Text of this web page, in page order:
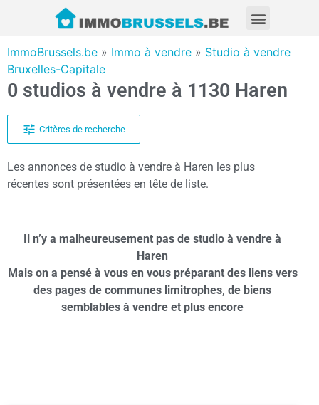
ImmoBrussels.be » Immo à vendre » Studio à vendre
Bruxelles-Capitale
0 studios à vendre à 1130 Haren
Critères de recherche
Les annonces de studio à vendre à Haren les plus
récentes sont présentées en tête de liste.
Il n’y a malheureusement pas de studio à vendre à
Haren
Mais on a pensé à vous en vous préparant des liens vers
des pages de communes limitrophes, de biens
semblables à vendre et plus encore